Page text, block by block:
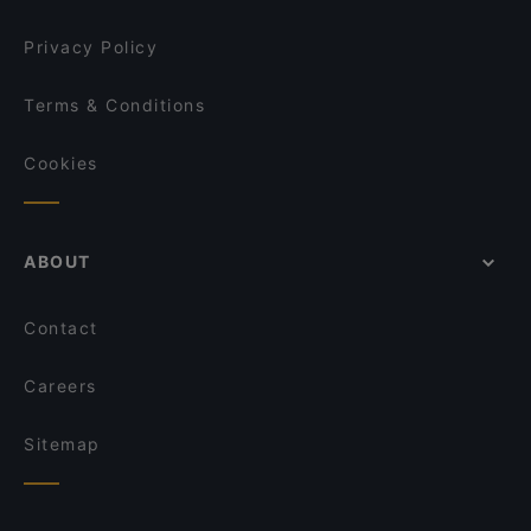
Privacy Policy
Terms & Conditions
Cookies
ABOUT
Contact
Careers
Sitemap